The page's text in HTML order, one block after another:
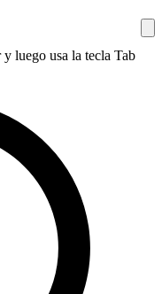
luego usa la tecla Tab